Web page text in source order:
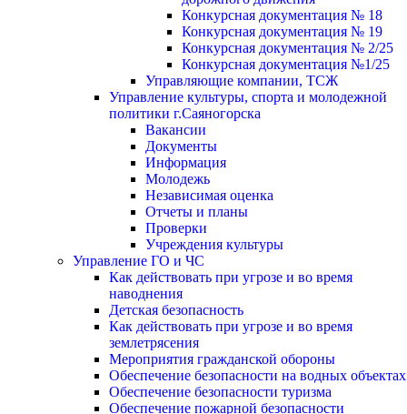
Конкурсная документация № 18
Конкурсная документация № 19
Конкурсная документация № 2/25
Конкурсная документация №1/25
Управляющие компании, ТСЖ
Управление культуры, спорта и молодежной
политики г.Саяногорска
Вакансии
Документы
Информация
Молодежь
Независимая оценка
Отчеты и планы
Проверки
Учреждения культуры
Управление ГО и ЧС
Как действовать при угрозе и во время
наводнения
Детская безопасность
Как действовать при угрозе и во время
землетрясения
Мероприятия гражданской обороны
Обеспечение безопасности на водных объектах
Обеспечение безопасности туризма
Обеспечение пожарной безопасности